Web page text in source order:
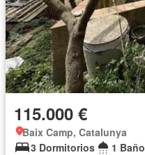
115.000 €
Baix Camp, Catalunya
3 Dormitorios
1 Baño